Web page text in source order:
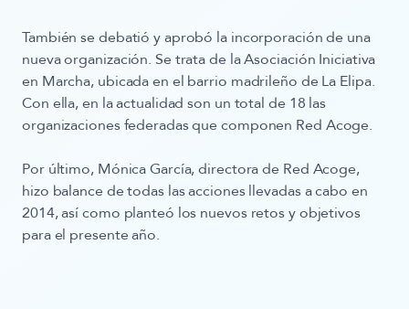
También se debatió y aprobó la incorporación de una
nueva organización. Se trata de la Asociación Iniciativa
en Marcha, ubicada en el barrio madrileño de La Elipa.
Con ella, en la actualidad son un total de 18 las
organizaciones federadas que componen Red Acoge.
Por último, Mónica García, directora de Red Acoge,
hizo balance de todas las acciones llevadas a cabo en
2014, así como planteó los nuevos retos y objetivos
para el presente año.